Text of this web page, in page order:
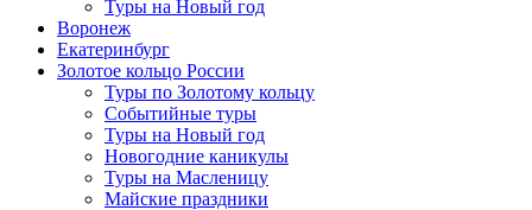
Туры на Новый год
Воронеж
Екатеринбург
Золотое кольцо России
Туры по Золотому кольцу
Событийные туры
Туры на Новый год
Новогодние каникулы
Туры на Масленицу
Майские праздники